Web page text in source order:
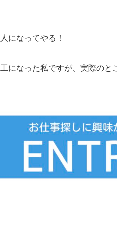
になってやる！
になった私ですが、実際のと